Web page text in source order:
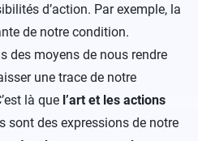
d’action. Par exemple, la
de notre condition.
des moyens de nous rendre
une trace de notre
là que l’art et les actions
sont des expressions de notre